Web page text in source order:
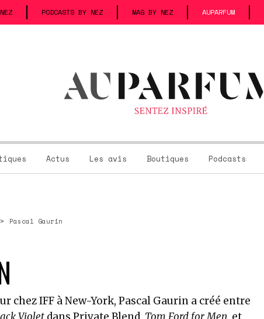
PODCASTS BY NEZ MAG BY NEZ AUPARFUM
Actus Les avis Boutiques Podcasts
Pascal Gaurin
chez IFF à New-York, Pascal Gaurin a créé entre
Violet dans Private Blend, Tom Ford for Men, et